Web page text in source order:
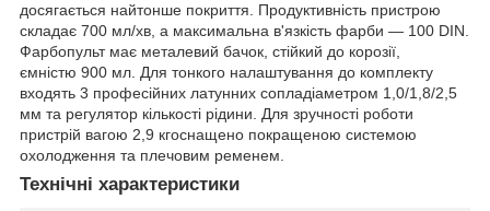
досягається найтонше покриття. Продуктивність пристрою
складає 700 мл/хв, а максимальна в'язкість фарби — 100 DIN.
Фарбопульт має металевий бачок, стійкий до корозії,
ємністю 900 мл. Для тонкого налаштування до комплекту
входять 3 професійних латунних сопладіаметром 1,0/1,8/2,5
мм та регулятор кількості рідини. Для зручності роботи
пристрій вагою 2,9 кгоснащено покращеною системою
охолодження та плечовим ременем.
Технічні характеристики